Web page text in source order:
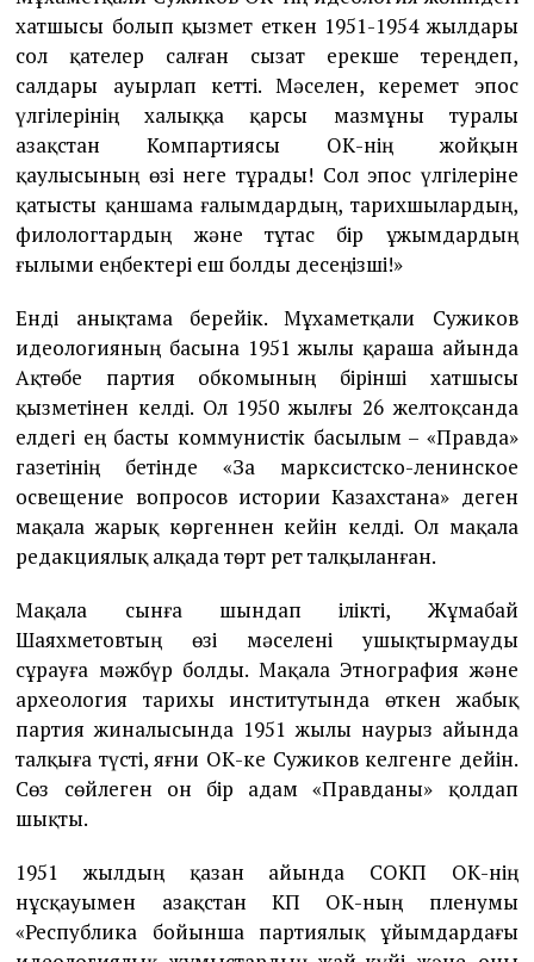
хатшысы болып қызмет еткен 1951-1954 жылдары
сол қателер салған сызат ерекше тереңдеп,
салдары ауырлап кетті. Мәселен, керемет эпос
үлгілерінің халыққа қарсы мазмұны туралы
Қазақстан Компартиясы ОК-нің жойқын
қаулысының өзі неге тұрады! Сол эпос үлгілеріне
қатысты қаншама ғалымдардың, тарихшылардың,
филологтардың және тұтас бір ұжымдардың
ғылыми еңбектері еш болды десеңізші!»
Енді анықтама берейік. Мұхаметқали Сужиков
идеологияның басына 1951 жылы қараша айында
Ақтөбе партия обкомының бірінші хатшысы
қызметінен келді. Ол 1950 жылғы 26 желтоқсанда
елдегі ең басты коммунистік басылым – «Правда»
газетінің бетінде «За марксистско-ленинское
освещение вопросов истории Казахстана» деген
мақала жарық көргеннен кейін келді. Ол мақала
редакциялық алқада төрт рет талқыланған.
Мақала сынға шындап ілікті, Жұмабай
Шаяхметовтың өзі мәселені ушықтырмауды
сұрауға мәжбүр болды. Мақала Этнография және
археология тарихы институтында өткен жабық
партия жиналысында 1951 жылы наурыз айында
талқыға түсті, яғни ОК-ке Сужиков келгенге дейін.
Сөз сөйлеген он бір адам «Правданы» қолдап
шықты.
1951 жылдың қазан айында СОКП ОК-нің
нұсқауымен Қазақстан КП ОК-ның пленумы
«Республика бойынша партиялық ұйымдардағы